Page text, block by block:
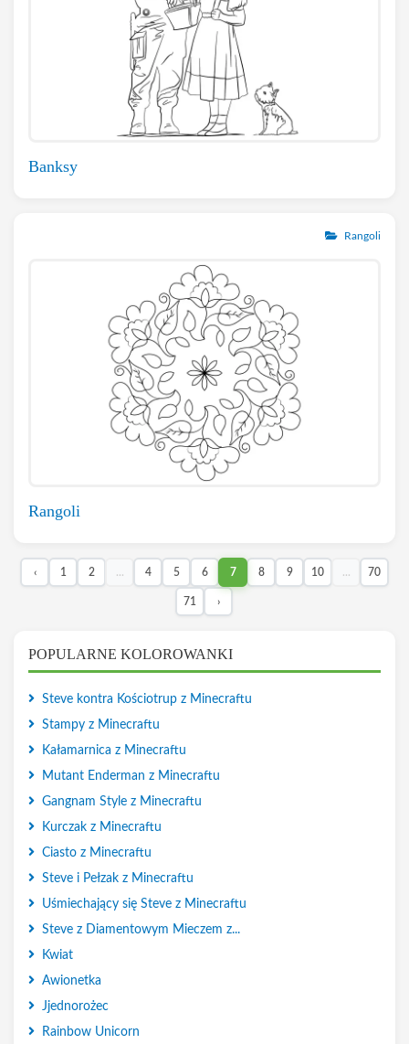
Banksy
Rangoli
Rangoli
‹ 1 2 ... 4 5 6 7 8 9 10 ... 70
71 ›
POPULARNE KOLOROWANKI
Steve kontra Kościotrup z Minecraftu
Stampy z Minecraftu
Kałamarnica z Minecraftu
Mutant Enderman z Minecraftu
Gangnam Style z Minecraftu
Kurczak z Minecraftu
Ciasto z Minecraftu
Steve i Pełzak z Minecraftu
Uśmiechający się Steve z Minecraftu
Steve z Diamentowym Mieczem z...
Kwiat
Awionetka
Jjednorożec
Rainbow Unicorn